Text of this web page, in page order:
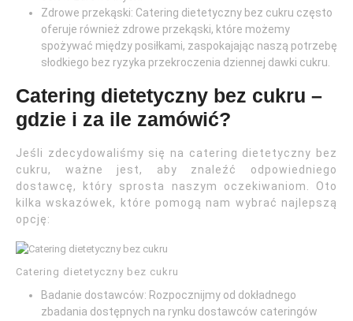
Zdrowe przekąski: Catering dietetyczny bez cukru często
oferuje również zdrowe przekąski, które możemy
spożywać między posiłkami, zaspokajając naszą potrzebę
słodkiego bez ryzyka przekroczenia dziennej dawki cukru.
Catering dietetyczny bez cukru –
gdzie i za ile zamówić?
Jeśli zdecydowaliśmy się na catering dietetyczny bez
cukru, ważne jest, aby znaleźć odpowiedniego
dostawcę, który sprosta naszym oczekiwaniom. Oto
kilka wskazówek, które pomogą nam wybrać najlepszą
opcję:
Catering dietetyczny bez cukru
Badanie dostawców: Rozpocznijmy od dokładnego
zbadania dostępnych na rynku dostawców cateringów